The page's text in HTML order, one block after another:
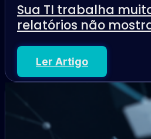
Sua TI trabalha
relatórios não
Ler Artigo